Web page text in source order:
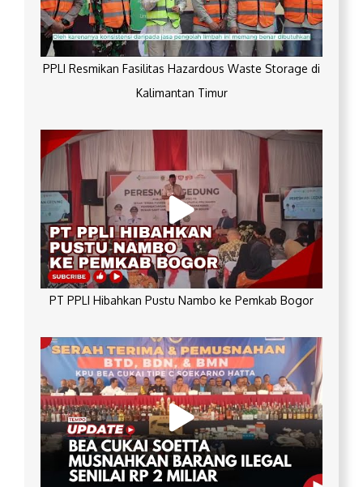
PPLI Resmikan Fasilitas Hazardous Waste Storage di
Kalimantan Timur
PT PPLI Hibahkan Pustu Nambo ke Pemkab Bogor